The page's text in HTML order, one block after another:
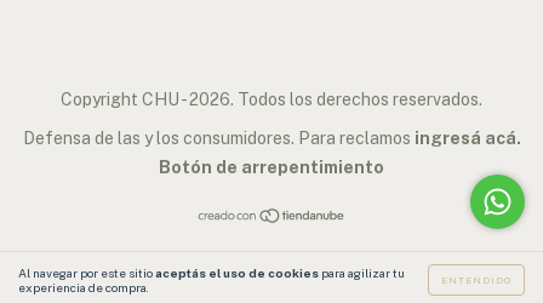
Al navegar por este sitioaceptás el uso de cookies para agilizar tu
experiencia de compra.
ENTENDIDO
Copyright CHU - 2026. Todos los derechos reservados.
Defensa de las y los consumidores. Para reclamos ingresá acá.
Botón de arrepentimiento